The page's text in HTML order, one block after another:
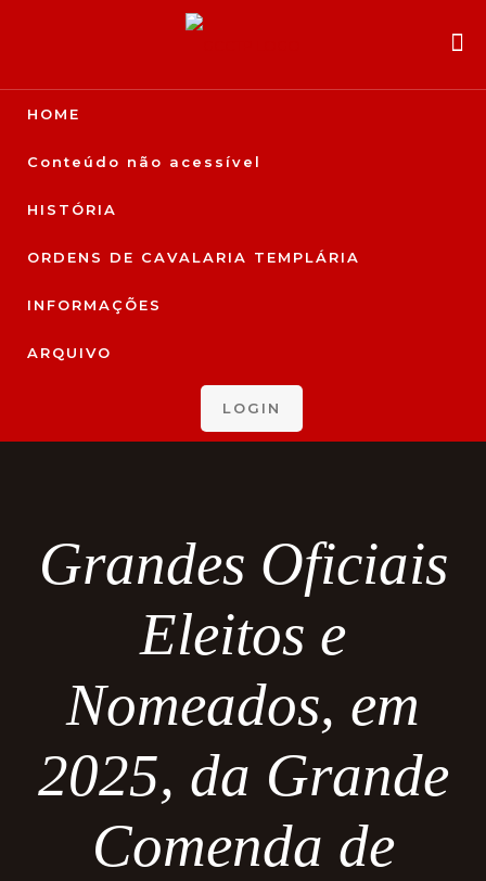
HOME
Conteúdo não acessível
HISTÓRIA
ORDENS DE CAVALARIA TEMPLÁRIA
INFORMAÇÕES
ARQUIVO
LOGIN
Grandes Oficiais
Eleitos e
Nomeados, em
2025, da Grande
Comenda de